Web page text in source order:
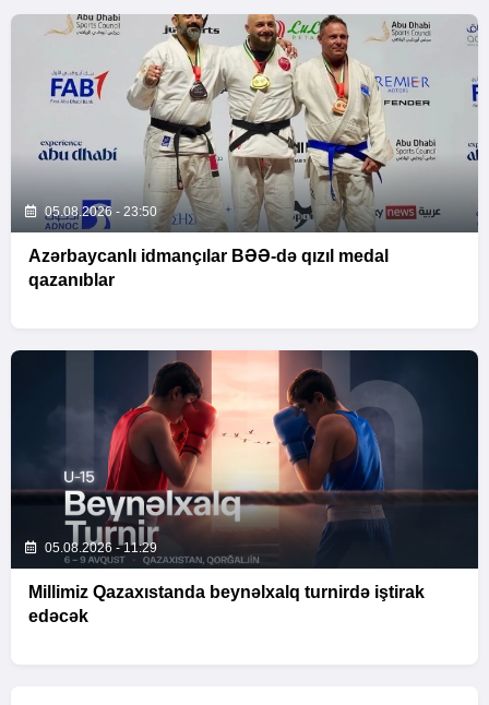
05.08.2026 - 23:50
Azərbaycanlı idmançılar BƏƏ-də qızıl medal
qazanıblar
05.08.2026 - 11:29
Millimiz Qazaxıstanda beynəlxalq turnirdə iştirak
edəcək